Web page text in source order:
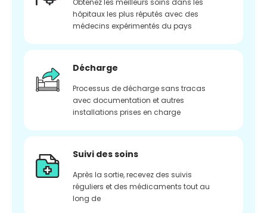
Obtenez les meilleurs soins dans les
hôpitaux les plus réputés avec des
médecins expérimentés du pays
Décharge
Processus de décharge sans tracas
avec documentation et autres
installations prises en charge
Suivi des soins
Après la sortie, recevez des suivis
réguliers et des médicaments tout au
long de